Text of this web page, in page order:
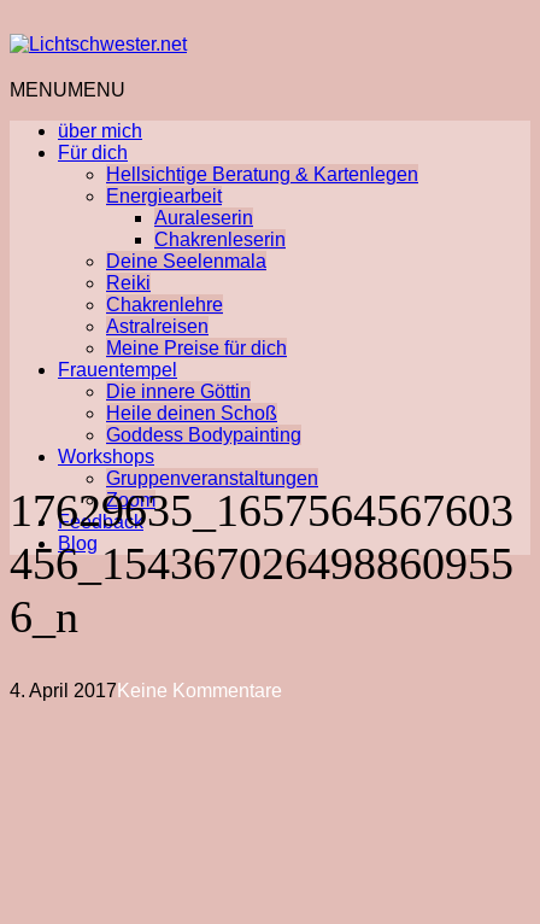
MENUMENU
über mich
Für dich
Hellsichtige Beratung & Kartenlegen
Energiearbeit
Auraleserin
Chakrenleserin
Deine Seelenmala
Reiki
Chakrenlehre
Astralreisen
Meine Preise für dich
Frauentempel
Die innere Göttin
Heile deinen Schoß
Goddess Bodypainting
Workshops
Gruppenveranstaltungen
Zoom
Feedback
Blog
17629635_1657564567603
456_154367026498860955
6_n
4. April 2017 Keine Kommentare